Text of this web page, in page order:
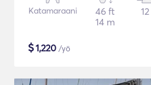
Katamaraani
46 ft
14 m
12
$1,220 /yö